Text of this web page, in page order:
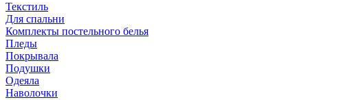
Текстиль
Для спальни
Комплекты постельного белья
Пледы
Покрывала
Подушки
Одеяла
Наволочки